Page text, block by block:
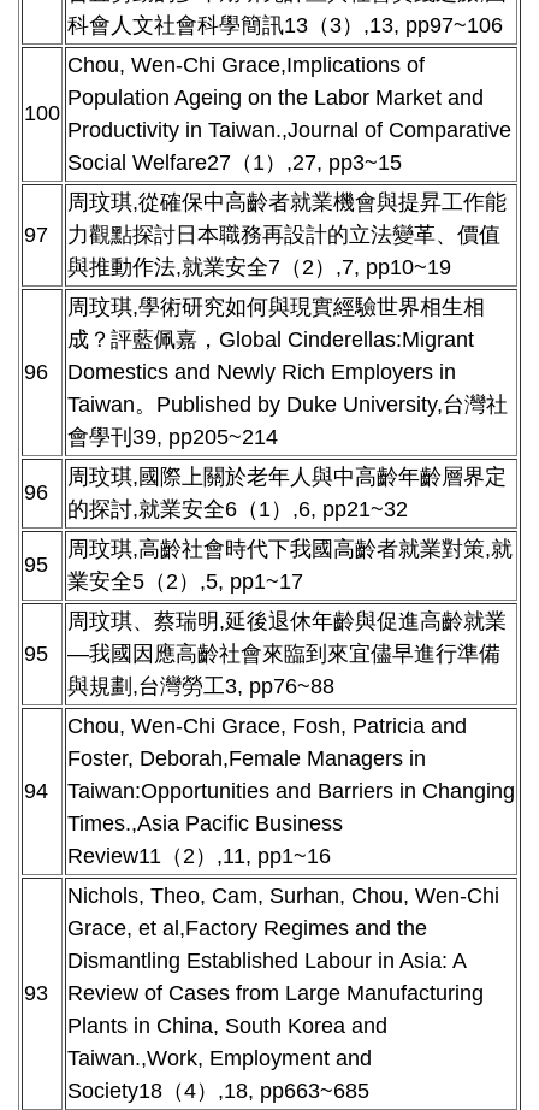
科會人文社會科學簡訊13（3）,13, pp97~106
100
Chou, Wen-Chi Grace,Implications of
Population Ageing on the Labor Market and
Productivity in Taiwan.,Journal of Comparative
Social Welfare27（1）,27, pp3~15
97
周玟琪,從確保中高齡者就業機會與提昇工作能
力觀點探討日本職務再設計的立法變革、價值
與推動作法,就業安全7（2）,7, pp10~19
96
周玟琪,學術研究如何與現實經驗世界相生相
成？評藍佩嘉，Global Cinderellas:Migrant
Domestics and Newly Rich Employers in
Taiwan。Published by Duke University,台灣社
會學刊39, pp205~214
96
周玟琪,國際上關於老年人與中高齡年齡層界定
的探討,就業安全6（1）,6, pp21~32
95
周玟琪,高齡社會時代下我國高齡者就業對策,就
業安全5（2）,5, pp1~17
95
周玟琪、蔡瑞明,延後退休年齡與促進高齡就業
—我國因應高齡社會來臨到來宜儘早進行準備
與規劃,台灣勞工3, pp76~88
94
Chou, Wen-Chi Grace, Fosh, Patricia and
Foster, Deborah,Female Managers in
Taiwan:Opportunities and Barriers in Changing
Times.,Asia Pacific Business
Review11（2）,11, pp1~16
93
Nichols, Theo, Cam, Surhan, Chou, Wen-Chi
Grace, et al,Factory Regimes and the
Dismantling Established Labour in Asia: A
Review of Cases from Large Manufacturing
Plants in China, South Korea and
Taiwan.,Work, Employment and
Society18（4）,18, pp663~685